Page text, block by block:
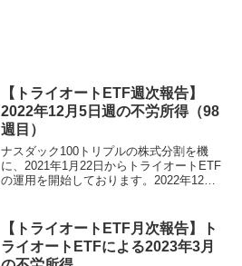
【トライオートETF週次報告】
2022年12月5日週の不労所得（98
週目）
ナスダック100トリプルの株式分割を機
に、2021年1月22日からトライオートETF
の運用を開始しております。2022年12月
ETF運用実績（98週目）・証拠金預託...
【トライオートETF月次報告】ト
ライオートETFによる2023年3月